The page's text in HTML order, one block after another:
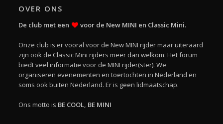
OVER ONS
De club met een voor de New MINI en Classic Mini.
Onze club is er vooral voor de New MINI rijder maar uiteraard
zijn ook de Classic Mini rijders meer dan welkom. Het forum
biedt veel informatie voor de MINI rijder(ster). We
organiseren evenementen en toertochten in Nederland en
soms ook buiten Nederland. Er is geen lidmaatschap.
Ons motto is BE COOL, BE MINI